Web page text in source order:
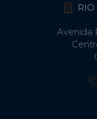
Avenida